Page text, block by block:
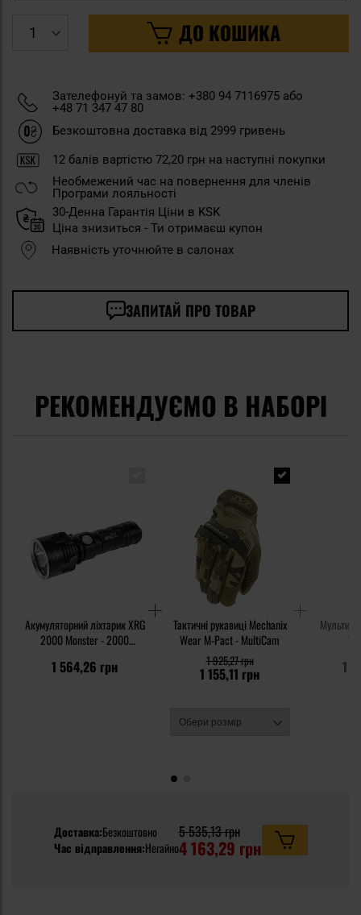
ДО КОШИКА
Зателефонуй та замов: +380 94 7116975 або
+48 71 347 47 80
Безкоштовна доставка від 2999 гривень
12 балів вартістю 72,20 грн на наступні покупки
Необмежений час на повернення для членів
Програми лояльності
30-Денна Гарантія Ціни в KSK
Ціна знизиться - Ти отримаєш купон
Наявність уточнюйте в салонах
ЗАПИТАЙ ПРО ТОВАР
РЕКОМЕНДУЄМО В НАБОРІ
Акумуляторний ліхтарик XRG
2000 Monster - 2000
1 564,26 грн
Тактичні рукавиці Mechanix
Wear M-Pact - MultiCam
1 155,11 грн
1 925,27 грн 1
Доставка:Безкоштовно
Час відправлення:Негайно
5 535,13 грн
4 163,29 грн